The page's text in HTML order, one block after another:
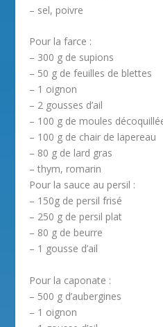
– sel, poivre
Pour la farce :
– 300 g de supions
– 50 g de feuilles de blettes
– 1 oignon
– 2 gousses d’ail
– 100 g de moules
– 100 g de chair de lapereau
– 80 g de lard gras
– thym, romarin
Pour la sauce au persil :
– 150g de persil frisé
– 250 g de persil plat
– 80 g de beurre
– 1 gousse d’ail
Pour la caponate :
– 500 g d’aubergines
– 1 oignon